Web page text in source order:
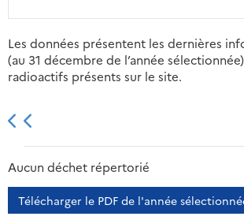
Les données présentent les dernières
(au 31 décembre de l’année
radioactifs présents sur le site.
2013 2014
Aucun déchet répertorié
Télécharger le PDF de l'année